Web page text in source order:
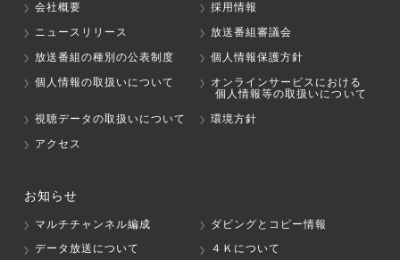
会社概要
採用情報
ニュースリリース
放送番組審議会
放送番組の種別の公表制度
個人情報保護方針
個人情報の取扱いについて
オンラインサービスにおける
個人情報等の取扱いについて
視聴データの取扱いについて
環境方針
アクセス
お知らせ
マルチチャンネル編成
ダビングとコピー情報
データ放送について
４Ｋについて